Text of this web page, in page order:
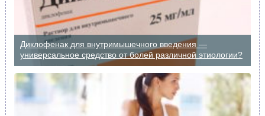
Диклофенак для внутримышечного введения —
универсальное средство от болей различной этиологии?